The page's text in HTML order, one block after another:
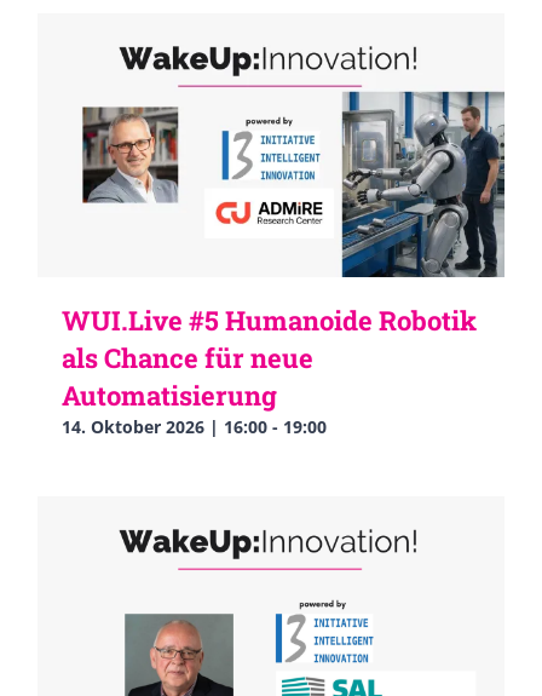
WUI.Live #5 Humanoide Robotik
als Chance für neue
Automatisierung
14. Oktober 2026 | 16:00 - 19:00